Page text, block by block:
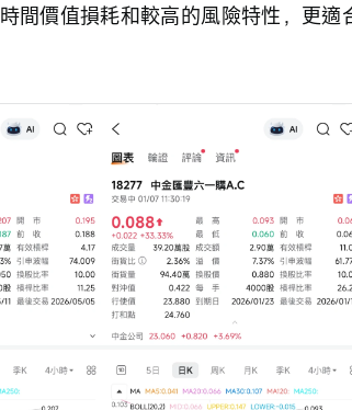
間價值損耗和較高的風險特性，更適